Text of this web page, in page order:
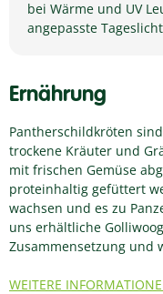
bei Wärme und UV
angepasste
Ernährung
Pantherschildkröten
trockene Kräuter und
mit frischen Gemüse
proteinhaltig gefüttert
wachsen und es zu
uns erhältliche
Zusammensetzung und
WEITERE